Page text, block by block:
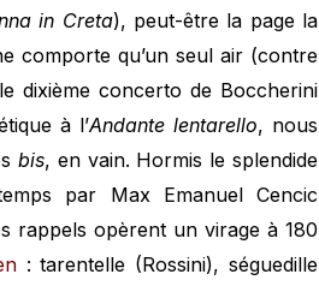
in Creta), peut-être la page la
comporte qu’un seul air (contre
dixième concerto de Boccherini
à l’Andante lentarello, nous
bis, en vain. Hormis le splendide
par Max Emanuel Cencic
rappels opèrent un virage à 180
: tarentelle (Rossini), séguedille